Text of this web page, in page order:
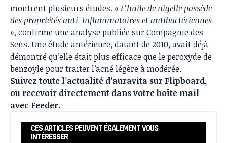
montrent plusieurs études. « L’huile de nigelle possède
des propriétés anti-inflammatoires et antibactériennes
», confirme une analyse publiée sur Compagnie des
Sens. Une étude antérieure, datant de 2010, avait déjà
démontré qu’elle était plus efficace que le peroxyde de
benzoyle pour traiter l’acné légère à modérée.
Suivez toute l’actualité d’auravita sur Flipboard,
ou recevoir directement dans votre boîte mail
avec Feeder.
CES ARTICLES PEUVENT ÉGALEMENT VOUS
INTÉRESSER